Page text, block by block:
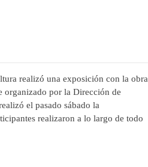
realizó una exposición con la obra
organizado por la Dirección de
el pasado sábado la
realizaron a lo largo de todo